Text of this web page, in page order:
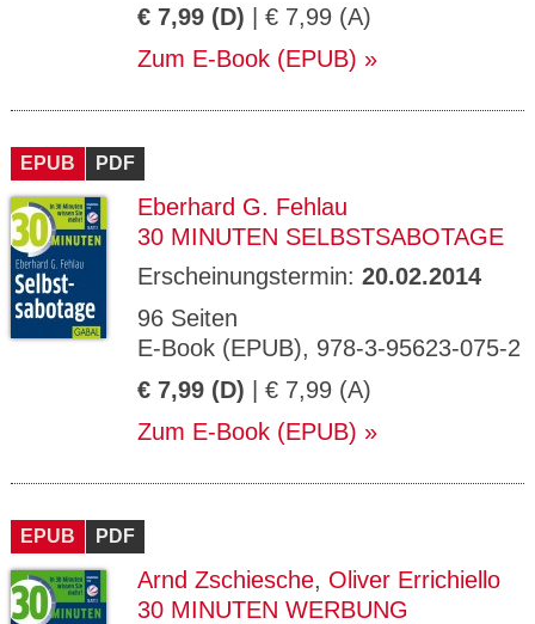
€ 7,99 (D) | € 7,99 (A)
Zum E-Book (EPUB)
EPUB PDF
Eberhard G. Fehlau
30 MINUTEN SELBSTSABOTAGE
Erscheinungstermin: 20.02.2014
96 Seiten
E-Book (EPUB), 978-3-95623-075-2
€ 7,99 (D) | € 7,99 (A)
Zum E-Book (EPUB)
EPUB PDF
Arnd Zschiesche, Oliver Errichiello
30 MINUTEN WERBUNG